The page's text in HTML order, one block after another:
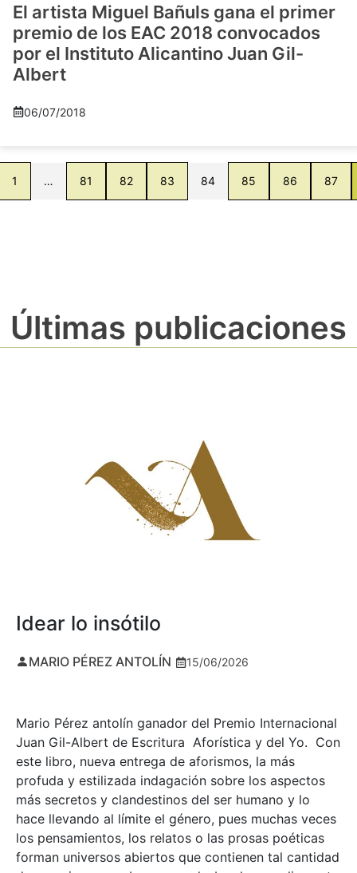
El artista Miguel Bañuls gana el primer
premio de los EAC 2018 convocados
por el Instituto Alicantino Juan Gil-
Albert
06/07/2018
1 … 81 82 83 84 85 86 87
Últimas publicaciones
Idear lo insótilo
MARIO PÉREZ ANTOLÍN 15/06/2026
Mario Pérez antolín ganador del Premio Internacional
Juan Gil-Albert de Escritura Aforística y del Yo. Con
este libro, nueva entrega de aforismos, la más
profuda y estilizada indagación sobre los aspectos
más secretos y clandestinos del ser humano y lo
hace llevando al límite el género, pues muchas veces
los pensamientos, los relatos o las prosas poéticas
forman universos abiertos que contienen tal cantidad